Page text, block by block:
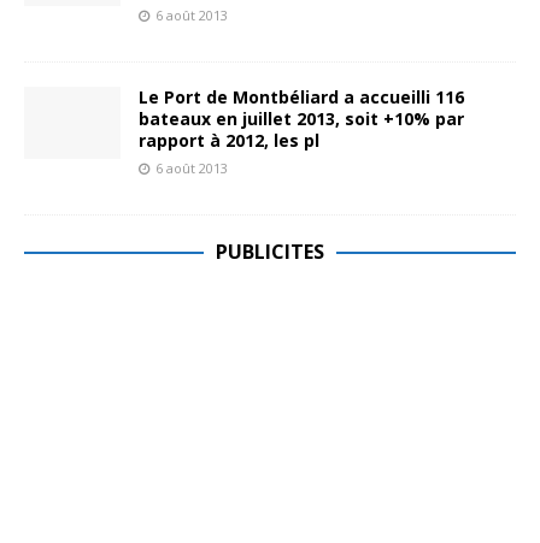
6 août 2013
Le Port de Montbéliard a accueilli 116
bateaux en juillet 2013, soit +10% par
rapport à 2012, les pl
6 août 2013
PUBLICITES